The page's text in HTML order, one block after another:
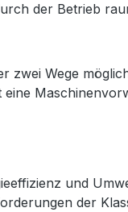
der Betrieb
zwei Wege
und
der